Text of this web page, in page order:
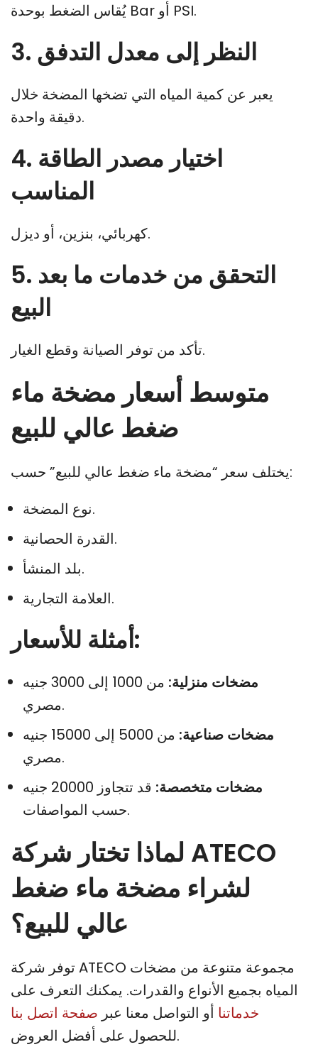
يُقاس الضغط بوحدة Bar أو PSI.
3. النظر إلى معدل التدفق
يعبر عن كمية المياه التي تضخها المضخة خلال
دقيقة واحدة.
4. اختيار مصدر الطاقة
المناسب
كهربائي، بنزين، أو ديزل.
5. التحقق من خدمات ما بعد
البيع
تأكد من توفر الصيانة وقطع الغيار.
متوسط أسعار مضخة ماء
ضغط عالي للبيع
يختلف سعر “مضخة ماء ضغط عالي للبيع” حسب:
نوع المضخة.
القدرة الحصانية.
بلد المنشأ.
العلامة التجارية.
أمثلة للأسعار:
مضخات منزلية:
من 1000 إلى 3000 جنيه
مصري.
مضخات صناعية:
من 5000 إلى 15000 جنيه
مصري.
مضخات متخصصة:
قد تتجاوز 20000 جنيه
حسب المواصفات.
لماذا تختار شركة ATECO
لشراء مضخة ماء ضغط
عالي للبيع؟
توفر شركة ATECO مجموعة متنوعة من مضخات
المياه بجميع الأنواع والقدرات. يمكنك التعرف على
خدماتنا أو التواصل معنا عبر صفحة اتصل بنا
للحصول على أفضل العروض.